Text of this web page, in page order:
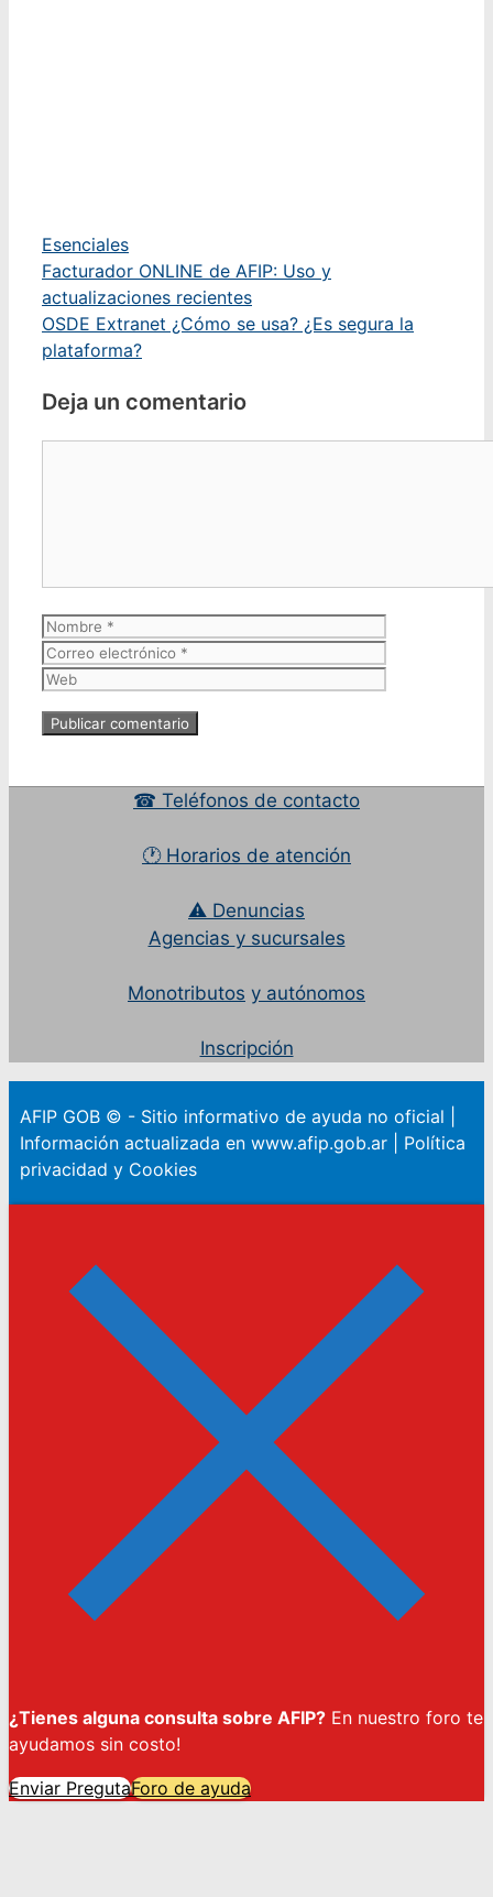
Categorías
Esenciales
Facturador ONLINE de AFIP: Uso y
actualizaciones recientes
OSDE Extranet ¿Cómo se usa? ¿Es segura la
plataforma?
Deja un comentario
Nombre
☎ Teléfonos de contacto
🕐 Horarios de atención
⚠ Denuncias
Agencias y sucursales
Monotributos y autónomos
Inscripción
AFIP GOB © - Sitio informativo de ayuda no oficial |
Información actualizada en www.afip.gob.ar | Política
privacidad y Cookies
¿Tienes alguna consulta sobre AFIP? En nuestro foro te
ayudamos sin costo!
Enviar PregutaForo de ayuda